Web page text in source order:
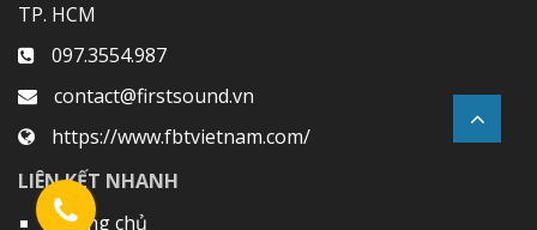
TP. HCM
097.3554.987
contact@firstsound.vn
https://www.fbtvietnam.com/
LIÊN KẾT NHANH
Trang chủ